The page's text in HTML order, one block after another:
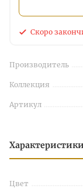
Скоро
Производитель
Коллекция
Артикул
Характеристики
Цвет